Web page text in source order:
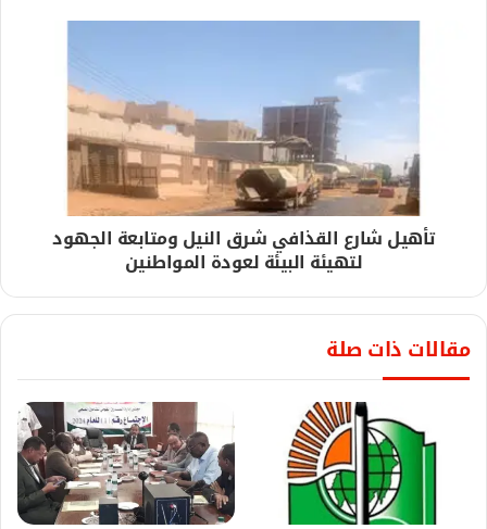
تأهيل شارع القذافي شرق النيل ومتابعة الجهود
لتهيئة البيئة لعودة المواطنين
مقالات ذات صلة